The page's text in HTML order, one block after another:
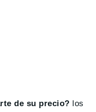
de su precio? los